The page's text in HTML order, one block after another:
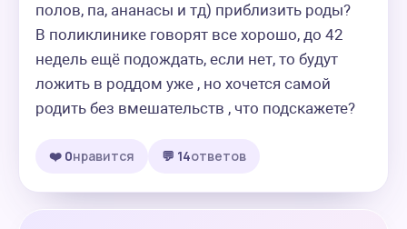
полов, па, ананасы и тд) приблизить роды?
В поликлинике говорят все хорошо, до 42
недель ещё подождать, если нет, то будут
ложить в роддом уже , но хочется самой
родить без вмешательств , что подскажете?
❤️ 0нравится 💬 14ответов